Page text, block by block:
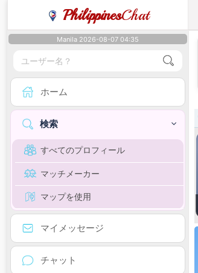
PhilippinesChat
Manila 2026-08-07 04:35
ホーム
検索
すべてのプロフィール
マッチメーカー
マップを使用
マイメッセージ
チャット